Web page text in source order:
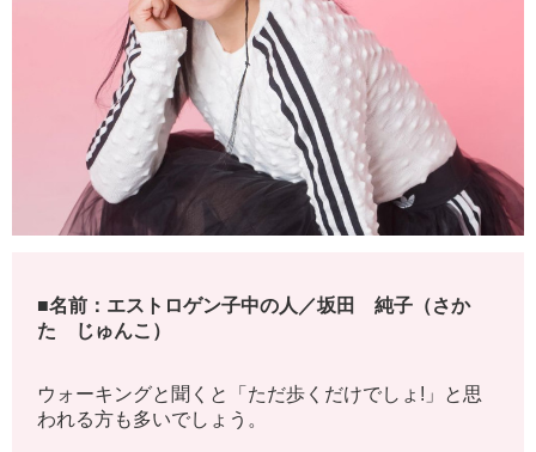
■名前：エストロゲン子中の人／坂田 純子（さか
た じゅんこ）
ウォーキングと聞くと「ただ歩くだけでしょ!」と思
われる方も多いでしょう。